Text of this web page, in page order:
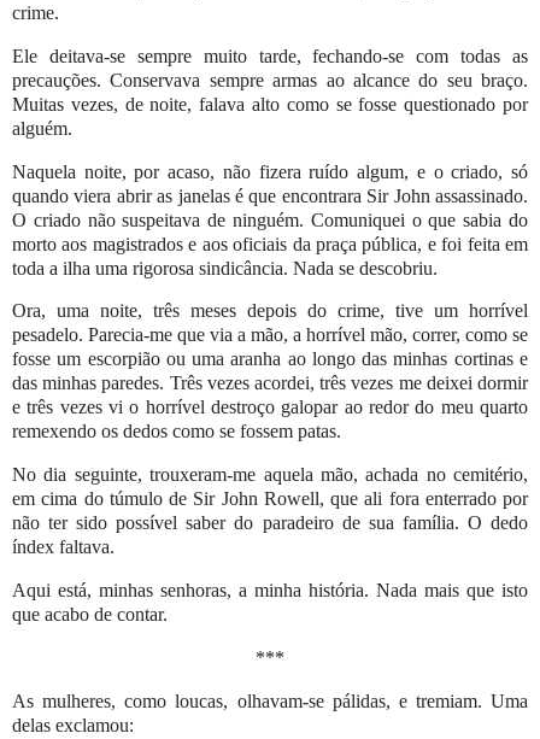
crime.
Ele deitava-se sempre muito tarde, fechando-se com todas as
precauções. Conservava sempre armas ao alcance do seu braço.
Muitas vezes, de noite, falava alto como se fosse questionado por
alguém.
Naquela noite, por acaso, não fizera ruído algum, e o criado, só
quando viera abrir as janelas é que encontrara Sir John assassinado.
O criado não suspeitava de ninguém. Comuniquei o que sabia do
morto aos magistrados e aos oficiais da praça pública, e foi feita em
toda a ilha uma rigorosa sindicância. Nada se descobriu.
Ora, uma noite, três meses depois do crime, tive um horrível
pesadelo. Parecia-me que via a mão, a horrível mão, correr, como se
fosse um escorpião ou uma aranha ao longo das minhas cortinas e
das minhas paredes. Três vezes acordei, três vezes me deixei dormir
e três vezes vi o horrível destroço galopar ao redor do meu quarto
remexendo os dedos como se fossem patas.
No dia seguinte, trouxeram-me aquela mão, achada no cemitério,
em cima do túmulo de Sir John Rowell, que ali fora enterrado por
não ter sido possível saber do paradeiro de sua família. O dedo
índex faltava.
Aqui está, minhas senhoras, a minha história. Nada mais que isto
que acabo de contar.
***
As mulheres, como loucas, olhavam-se pálidas, e tremiam. Uma
delas exclamou: